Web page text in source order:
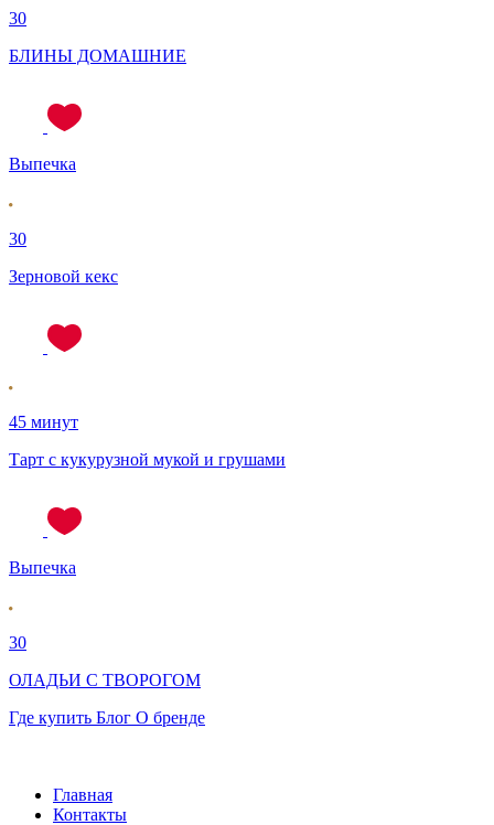
30
БЛИНЫ ДОМАШНИЕ
Выпечка
30
Зерновой кекс
45 минут
Тарт с кукурузной мукой и грушами
Выпечка
30
ОЛАДЬИ С ТВОРОГОМ
Где купить Блог О бренде
Главная
Контакты